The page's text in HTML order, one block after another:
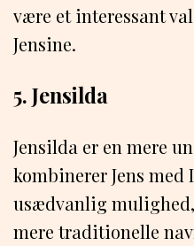
være et interessant
Jensine.
5. Jensilda
Jensilda er en mere
kombinerer Jens med
usædvanlig
mere traditionelle